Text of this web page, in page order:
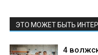
ЭТО МОЖЕТ БЫТЬ
4